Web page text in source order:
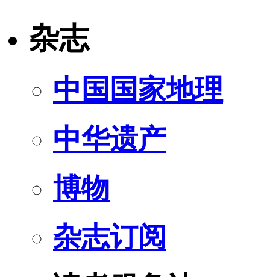
杂志
中国国家地理
中华遗产
博物
杂志订阅